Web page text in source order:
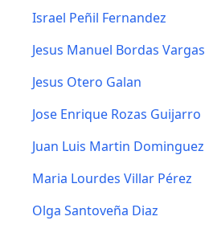
Israel Peñil Fernandez
Jesus Manuel Bordas Vargas
Jesus Otero Galan
Jose Enrique Rozas Guijarro
Juan Luis Martin Dominguez
Maria Lourdes Villar Pérez
Olga Santoveña Diaz